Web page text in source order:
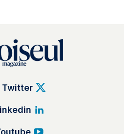
Twitter